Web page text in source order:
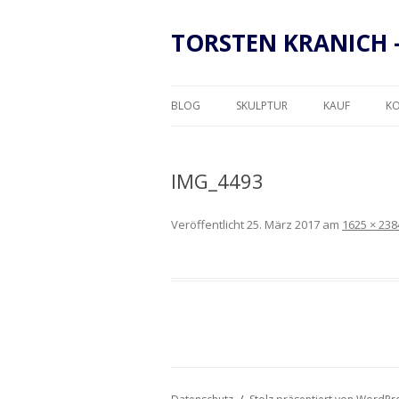
TORSTEN KRANICH
BLOG SKULPTUR KAUF
IMG_4493
Veröffentlicht25. März 2017 am 1625 ×